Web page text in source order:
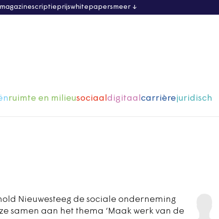
scriptieprijswhitepapersmeer
ruimte en milieusociaaldigitaalcarrièrejuridisch
Nieuwesteeg de sociale onderneming
samen aan het thema ‘Maak werk van de